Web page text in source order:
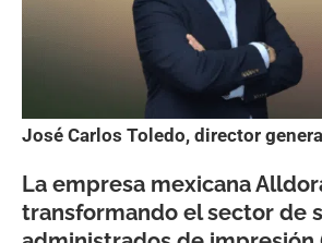
José Carlos Toledo, director
La empresa mexicana
transformando el sector de